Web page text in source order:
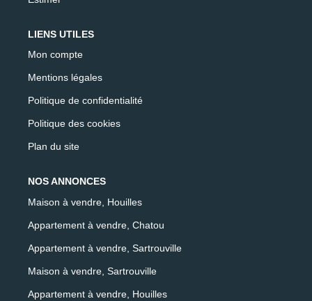
LIENS UTILES
Mon compte
Mentions légales
Politique de confidentialité
Politique des cookies
Plan du site
NOS ANNONCES
Maison à vendre, Houilles
Appartement à vendre, Chatou
Appartement à vendre, Sartrouville
Maison à vendre, Sartrouville
Appartement à vendre, Houilles